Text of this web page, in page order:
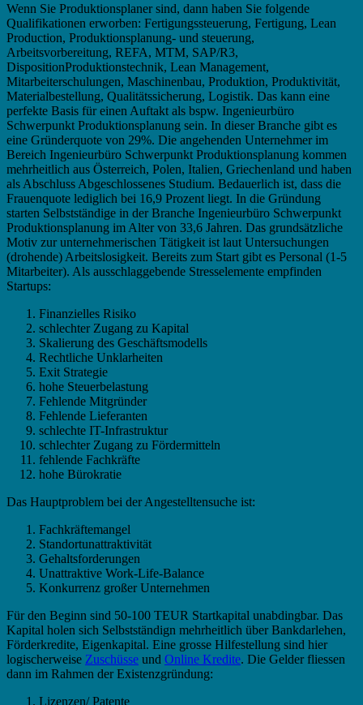
Wenn Sie Produktionsplaner sind, dann haben Sie folgende
Qualifikationen erworben: Fertigungssteuerung, Fertigung, Lean
Production, Produktionsplanung- und steuerung,
Arbeitsvorbereitung, REFA, MTM, SAP/R3,
DispositionProduktionstechnik, Lean Management,
Mitarbeiterschulungen, Maschinenbau, Produktion, Produktivität,
Materialbestellung, Qualitätssicherung, Logistik. Das kann eine
perfekte Basis für einen Auftakt als bspw. Ingenieurbüro
Schwerpunkt Produktionsplanung sein. In dieser Branche gibt es
eine Gründerquote von 29%. Die angehenden Unternehmer im
Bereich Ingenieurbüro Schwerpunkt Produktionsplanung kommen
mehrheitlich aus Österreich, Polen, Italien, Griechenland und haben
als Abschluss Abgeschlossenes Studium. Bedauerlich ist, dass die
Frauenquote lediglich bei 16,9 Prozent liegt. In die Gründung
starten Selbstständige in der Branche Ingenieurbüro Schwerpunkt
Produktionsplanung im Alter von 33,6 Jahren. Das grundsätzliche
Motiv zur unternehmerischen Tätigkeit ist laut Untersuchungen
(drohende) Arbeitslosigkeit. Bereits zum Start gibt es Personal (1-5
Mitarbeiter). Als ausschlaggebende Stresselemente empfinden
Startups:
Finanzielles Risiko
schlechter Zugang zu Kapital
Skalierung des Geschäftsmodells
Rechtliche Unklarheiten
Exit Strategie
hohe Steuerbelastung
Fehlende Mitgründer
Fehlende Lieferanten
schlechte IT-Infrastruktur
schlechter Zugang zu Fördermitteln
fehlende Fachkräfte
hohe Bürokratie
Das Hauptproblem bei der Angestelltensuche ist:
Fachkräftemangel
Standortunattraktivität
Gehaltsforderungen
Unattraktive Work-Life-Balance
Konkurrenz großer Unternehmen
Für den Beginn sind 50-100 TEUR Startkapital unabdingbar. Das
Kapital holen sich Selbstständign mehrheitlich über Bankdarlehen,
Förderkredite, Eigenkapital. Eine grosse Hilfestellung sind hier
logischerweise Zuschüsse und Online Kredite. Die Gelder fliessen
dann im Rahmen der Existenzgründung:
Lizenzen/ Patente